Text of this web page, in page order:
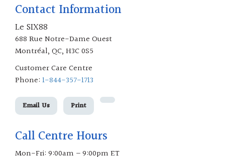
Contact Information
Le SIX88
688 Rue Notre-Dame Ouest
Montréal, QC, H3C 0S5
Customer Care Centre
Phone: 1-844-357-1713
Email Us Print
Call Centre Hours
Mon-Fri: 9:00am – 9:00pm ET